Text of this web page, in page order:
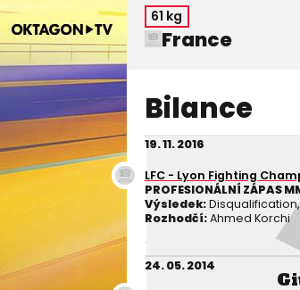
61 kg
France
Bilance
19. 11. 2016
LFC - Lyon Fighting
PROFESIONÁLNÍ ZÁPAS
Výsledek:Disqualification,
Rozhodčí:Ahmed Korchi
24. 05. 2014